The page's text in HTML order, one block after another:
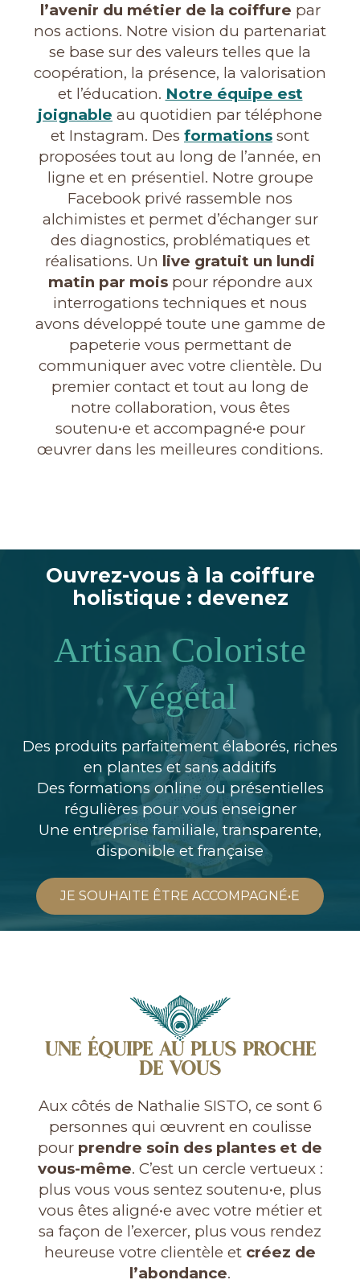
l’avenir du métier de la coiffure par
nos actions. Notre vision du partenariat
se base sur des valeurs telles que la
coopération, la présence, la valorisation
et l’éducation. Notre équipe est
joignable au quotidien par téléphone
et Instagram. Des formations sont
proposées tout au long de l’année, en
ligne et en présentiel. Notre groupe
Facebook privé rassemble nos
alchimistes et permet d’échanger sur
des diagnostics, problématiques et
réalisations. Un live gratuit un lundi
matin par mois pour répondre aux
interrogations techniques et nous
avons développé toute une gamme de
papeterie vous permettant de
communiquer avec votre clientèle. Du
premier contact et tout au long de
notre collaboration, vous êtes
soutenu•e et accompagné•e pour
œuvrer dans les meilleures conditions.
Ouvrez-vous à la coiffure
holistique : devenez
Artisan Coloriste
Végétal
Des produits parfaitement élaborés, riches
en plantes et sans additifs
Des formations online ou présentielles
régulières pour vous enseigner
Une entreprise familiale, transparente,
disponible et française
JE SOUHAITE ÊTRE ACCOMPAGNÉ•E
UNE ÉQUIPE AU PLUS PROCHE
DE VOUS
Aux côtés de Nathalie SISTO, ce sont 6
personnes qui œuvrent en coulisse
pour prendre soin des plantes et de
vous-même. C’est un cercle vertueux :
plus vous vous sentez soutenu•e, plus
vous êtes aligné•e avec votre métier et
sa façon de l’exercer, plus vous rendez
heureuse votre clientèle et créez de
l’abondance.